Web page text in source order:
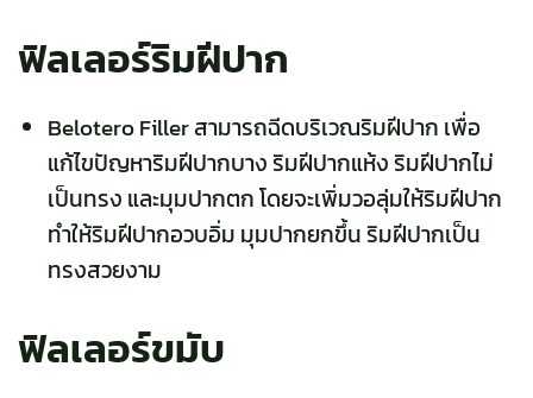
ฟิลเลอร์ริมฝีปาก
Belotero Filler สามารถฉีดบริเวณริมฝีปาก เพื่อ
แก้ไขปัญหาริมฝีปากบาง ริมฝีปากแห้ง ริมฝีปากไม่
เป็นทรง และมุมปากตก โดยจะเพิ่มวอลุ่มให้ริมฝีปาก
ทำให้ริมฝีปากอวบอิ่ม มุมปากยกขึ้น ริมฝีปากเป็น
ทรงสวยงาม
ฟิลเลอร์ขมับ